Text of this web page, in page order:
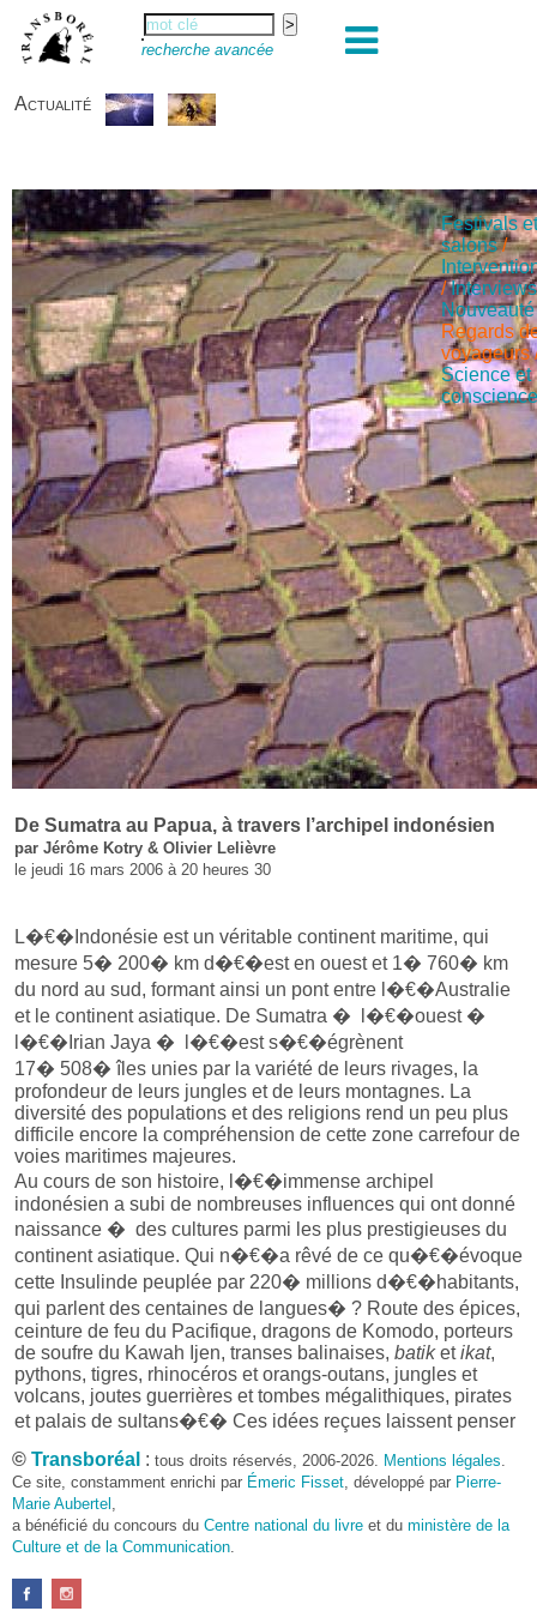
recherche avancée
Actualité
Festivals
salons /
/Interviews
Nouveauté
Regards
voyageurs
Science et
De Sumatra au Papua, à travers l’archipel indonésien
par Jérôme Kotry & Olivier Lelièvre
le jeudi 16 mars 2006 à 20 heures 30
L�€�Indonésie est un véritable continent maritime, qui
mesure 5� 200� km d�€�est en ouest et 1� 760� km
du nord au sud, formant ainsi un pont entre l�€�Australie
et le continent asiatique. De Sumatra � l�€�ouest �
l�€�Irian Jaya � l�€�est s�€�égrènent
17� 508� îles unies par la variété de leurs rivages, la
profondeur de leurs jungles et de leurs montagnes. La
diversité des populations et des religions rend un peu plus
difficile encore la compréhension de cette zone carrefour de
voies maritimes majeures.
Au cours de son histoire, l�€�immense archipel
indonésien a subi de nombreuses influences qui ont donné
naissance � des cultures parmi les plus prestigieuses du
continent asiatique. Qui n�€�a rêvé de ce qu�€�évoque
cette Insulinde peuplée par 220� millions d�€�habitants,
qui parlent des centaines de langues� ? Route des épices,
ceinture de feu du Pacifique, dragons de Komodo, porteurs
de soufre du Kawah Ijen, transes balinaises, batiketikat,
pythons, tigres, rhinocéros et orangs-outans, jungles et
volcans, joutes guerrières et tombes mégalithiques, pirates
et palais de sultans�€� Ces idées reçues laissent penser
qu�€�on connaît l�€�Indonésie. Pourtant, sur l�€�île
de Siberut, dans l�€�archipel des Mentawai au large des
côtes de Sumatra, des hommes s�€�habillent encore de
fleurs et de feuillage. Ils perpétuent les traditions
d�€�harmonie, d�€�équilibre et de beauté qui étaient
la forêt et des exigences d�€�une vie spirituelle
© Transboréal : tous droits réservés, 2006-2026. Mentions légales.
Ce site, constamment enrichi par Émeric Fisset, développé par Pierre-
Marie Aubertel ,
a bénéficié du concours du Centre national du livre et du ministère de la
Culture et de la Communication.